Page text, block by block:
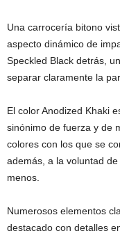
Una carrocería bitono
aspecto dinámico de
Speckled Black detrás,
separar claramente la
El color Anodized Khaki
sinónimo de fuerza y de
colores con los que se
además, a la voluntad
menos.
Numerosos elementos
destacado con detalles